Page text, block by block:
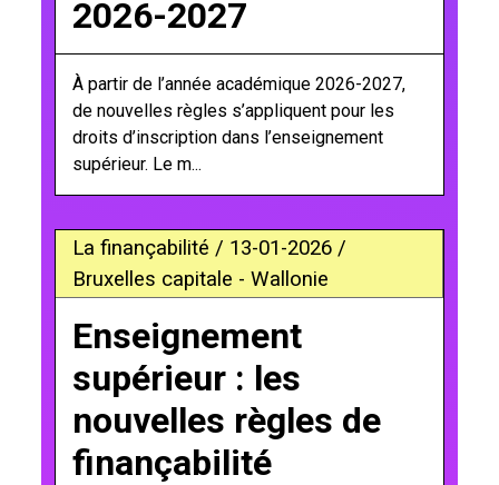
2026-2027
À partir de l’année académique 2026-2027,
de nouvelles règles s’appliquent pour les
droits d’inscription dans l’enseignement
supérieur. Le m...
La finançabilité / 13-01-2026 /
Bruxelles capitale - Wallonie
Enseignement
supérieur : les
nouvelles règles de
finançabilité